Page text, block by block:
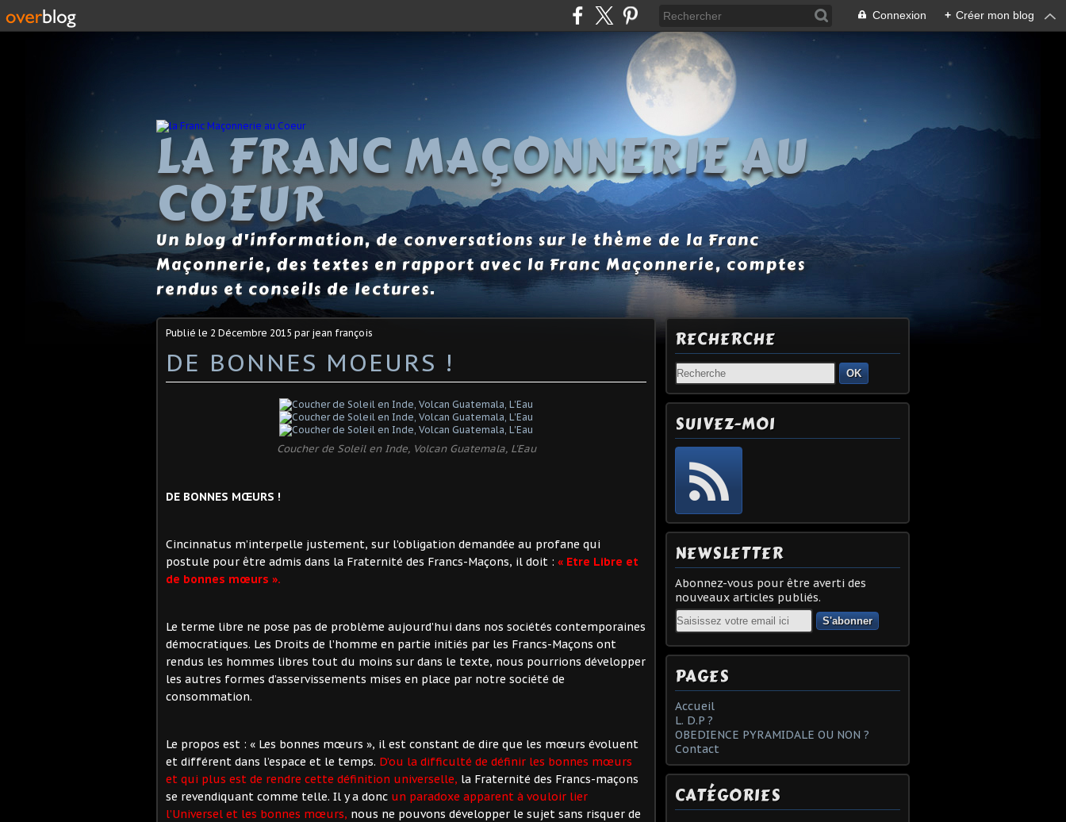
Connexion + Créer mon blog
LA FRANC MAÇONNERIE AU
COEUR
Un blog d'information, de conversations sur le thème de la Franc
Maçonnerie, des textes en rapport avec la Franc Maçonnerie, comptes
rendus et conseils de lectures.
Publié le 2 Décembre 2015 par jean françois
DE BONNES MOEURS !
Coucher de Soleil en Inde, Volcan Guatemala, L'Eau
DE BONNES MŒURS !
Cincinnatus m’interpelle justement, sur l’obligation demandée au profane qui
postule pour être admis dans la Fraternité des Francs-Maçons, il doit : « Etre Libre et
de bonnes mœurs ».
Le terme libre ne pose pas de problème aujourd’hui dans nos sociétés contemporaines
démocratiques. Les Droits de l’homme en partie initiés par les Francs-Maçons ont
rendus les hommes libres tout du moins sur dans le texte, nous pourrions développer
les autres formes d’asservissements mises en place par notre société de
consommation.
Le propos est : « Les bonnes mœurs », il est constant de dire que les mœurs évoluent
et différent dans l’espace et le temps. D’ou la difficulté de définir les bonnes mœurs
et qui plus est de rendre cette définition universelle, la Fraternité des Francs-maçons
se revendiquant comme telle. Il y a donc un paradoxe apparent à vouloir lier
l’Universel et les bonnes mœurs, nous ne pouvons développer le sujet sans risquer de
RECHERCHE
OK
SUIVEZ-MOI
NEWSLETTER
Abonnez-vous pour être averti des
nouveaux articles publiés.
Email
PAGES
Accueil
L. D.P ?
OBEDIENCE PYRAMIDALE OU NON ?
Contact
CATÉGORIES